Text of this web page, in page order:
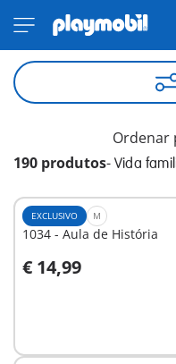
190 produtos- Vida
Ordenar
EXCLUSIVO M
1034 - Aula de História
€ 14,99
Ao carrinho